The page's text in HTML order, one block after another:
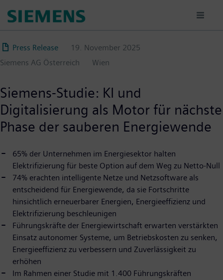
zum
Press Release
19. November 2025
Siemens AG Österreich
Wien
Siemens-Studie: KI und
Digitalisierung als Motor für nächste
Phase der sauberen Energiewende
65% der Unternehmen im Energiesektor halten
Elektrifizierung für beste Option auf dem Weg zu Netto-Null
74% erachten intelligente Netze und Netzsoftware als
entscheidend für Energiewende, da sie Fortschritte
hinsichtlich erneuerbarer Energien, Energieeffizienz und
Elektrifizierung beschleunigen
Führungskräfte der Energiewirtschaft erwarten verstärkten
Einsatz autonomer Systeme, um Betriebskosten zu senken,
Energieeffizienz zu verbessern und Zuverlässigkeit zu
erhöhen
Im Rahmen einer Studie mit 1.400 Führungskräften